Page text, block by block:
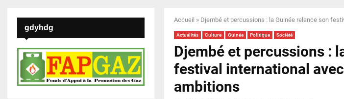
Accueil » Djembé et percussions : la Guinée relance son
Actualités Culture Guinée Politique Société
Djembé et percussions :
festival international
ambitions
gdyhdg